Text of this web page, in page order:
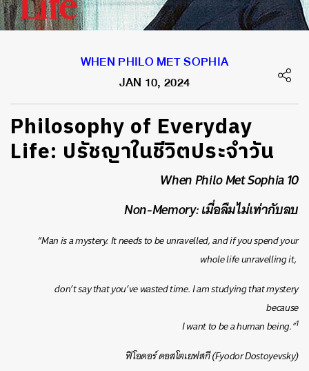
WHEN PHILO MET SOPHIA
JAN 10, 2024
Philosophy of Everyday
Life: ปรัชญาในชีวิตประจำวัน
When Philo Met Sophia 10
Non-Memory: เมื่อลืมไม่เท่ากับลบ
“Man is a mystery. It needs to be unravelled, and if you spend your
whole life unravelling it,
don’t say that you’ve wasted time. I am studying that mystery
because
I want to be a human being.”1
ฟิโอดอร์ ดอสโตเยฟสกี (Fyodor Dostoyevsky)